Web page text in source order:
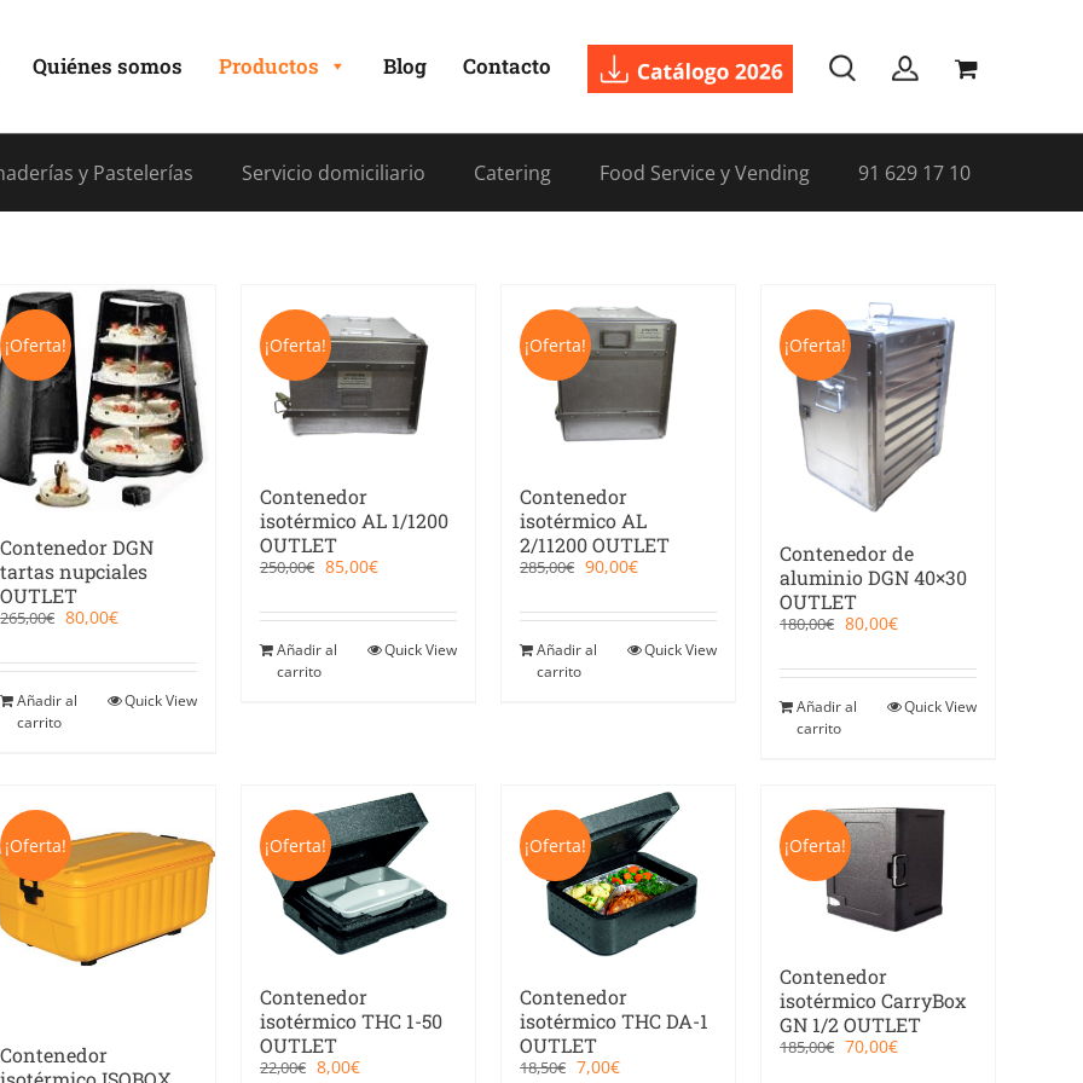
Quiénes somos Productos Blog Contacto
y Pastelerías Servicio domiciliario Catering Food Service y Vending 91 629 17 10
¡Oferta!
Contenedor DGN
tartas nupciales
OUTLET
265,00€ El
era:
265,00€.
80,00€El
es:
80,00€.
Añadir al
carrito
Quick View
¡Oferta!
Contenedor
isotérmico AL 1/1200
OUTLET
250,00€ El
era:
250,00€.
85,00€El
es:
85,00€.
Añadir al
carrito
Quick View
¡Oferta!
Contenedor
isotérmico AL
2/11200 OUTLET
285,00€ El
era:
285,00€.
90,00€El
es:
90,00€.
Añadir al
carrito
Quick View
¡Oferta!
Contenedor de
aluminio DGN 40×30
OUTLET
180,00€ El
era:
180,00€.
80,00€El
es:
80,00€.
Añadir al
carrito
Quick View
¡Oferta!
Contenedor
¡Oferta!
Contenedor
isotérmico THC 1-50
OUTLET
22,00€ El
8,00€El
¡Oferta!
Contenedor
isotérmico THC DA-1
OUTLET
18,50€ El
7,00€El
¡Oferta!
Contenedor
isotérmico CarryBox
GN 1/2 OUTLET
185,00€ El
70,00€El